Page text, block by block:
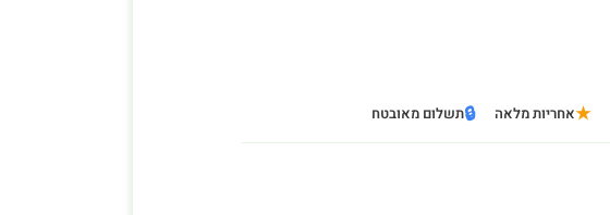
★אחריות מלאה 🔒תשלום מאובטח